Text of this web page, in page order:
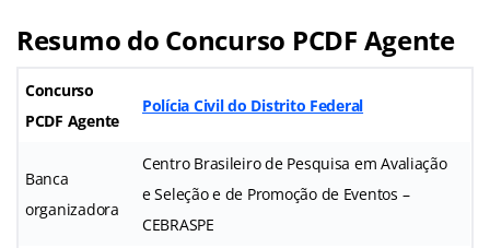
Resumo do Concurso PCDF Agente
Concurso
PCDF Agente
Polícia Civil do Distrito Federal
Banca
organizadora
Centro Brasileiro de Pesquisa em Avaliação
e Seleção e de Promoção de Eventos –
CEBRASPE